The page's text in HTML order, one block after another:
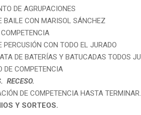
DE AGRUPACIONES
CON MARISOL SÁNCHEZ
CON TODO EL JURADO
DE BATERÍAS Y BATUCADAS TODOS
COMPETENCIA
RECESO.
DE COMPETENCIA HASTA TERMINAR.
Y SORTEOS.